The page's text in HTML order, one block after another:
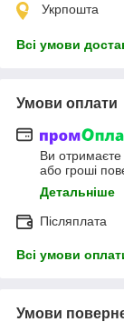
Укрпошта
Всі умови
Умови оплати
Ви
або гроші
Детальніше
Післяплата
Всі умови
Умови